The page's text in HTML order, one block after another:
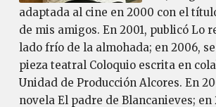
adaptada al cine en 2000 con el
de mis amigos. En 2001, publicó Lo
lado frío de la almohada; en 2006,
pieza teatral Coloquio escrita en
Unidad de Producción Alcores. En
novela El padre de Blancanieves; en